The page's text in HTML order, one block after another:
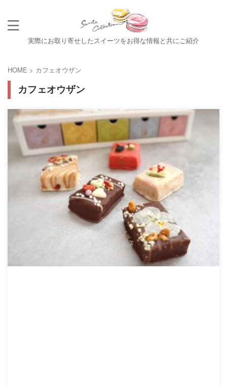
実際にお取り寄せしたスイーツをお得な情報と共にご紹介
HOME > カフェオウザン
カフェオウザン